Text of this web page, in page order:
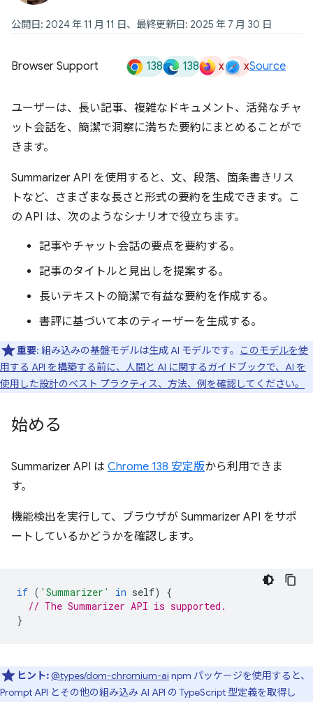
公開日: 2024 年 11 月 11 日、最終更新日: 2025 年 7 月 30 日
Browser Support 138 138 x xSource
ユーザーは、長い記事、複雑なドキュメント、活発なチャ
ット会話を、簡潔で洞察に満ちた要約にまとめることがで
きます。
Summarizer API を使用すると、文、段落、箇条書きリス
トなど、さまざまな長さと形式の要約を生成できます。こ
の API は、次のようなシナリオで役立ちます。
記事やチャット会話の要点を要約する。
記事のタイトルと見出しを提案する。
長いテキストの簡潔で有益な要約を作成する。
書評に基づいて本のティーザーを生成する。
重要: 組み込みの基盤モデルは生成 AI モデルです。
このモデルを使
用する API を構築する前に、人間と AI に関するガイドブックで、AI を
使用した設計のベスト プラクティス、方法、例を確認してください。
始める
Summarizer API は Chrome 138 安定版から利用できま
す。
機能検出を実行して、ブラウザが Summarizer API をサポ
ートしているかどうかを確認します。
if ( 'Summarizer' in self)
{
// The Summarizer API is supported.
}
ヒント:@types/dom-chromium-ai npm パッケージを使用すると、
Prompt API とその他の組み込み AI API の TypeScript 型定義を取得し